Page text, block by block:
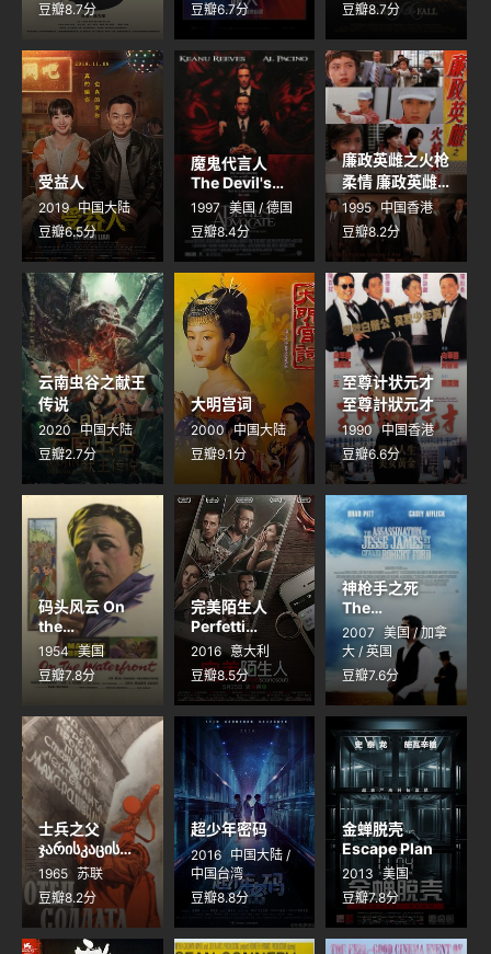
豆瓣8.7分
豆瓣6.7分
豆瓣8.7分
受益人
2019 中国大陆
豆瓣6.5分
魔鬼代言人
The Devil's
Advocate
1997 美国 / 德国
豆瓣8.4分
廉政英雌之火枪
柔情 廉政英雌
之火槍柔情
1995 中国香港
豆瓣8.2分
云南虫谷之献王
传说
2020 中国大陆
豆瓣2.7分
大明宫词
2000 中国大陆
豆瓣9.1分
至尊计状元才
至尊計狀元才
1990 中国香港
豆瓣6.6分
码头风云 On
the
Waterfront
1954 美国
豆瓣7.8分
完美陌生人
Perfetti
sconosciuti
2016 意大利
豆瓣8.5分
神枪手之死
The
Assassination
of Jesse
James by the
Coward
Robert Ford
2007 美国 / 加拿
大 / 英国
豆瓣7.6分
士兵之父
ჯარისკაცის
მამა
1965 苏联
豆瓣8.2分
超少年密码
2016
中国大陆 /
中国台湾
豆瓣8.8分
金蝉脱壳
Escape Plan
2013
美国
豆瓣7.8分